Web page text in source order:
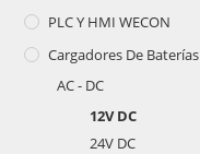
PLC Y HMI WECON
Cargadores De Baterías
AC - DC
12V DC
24V DC